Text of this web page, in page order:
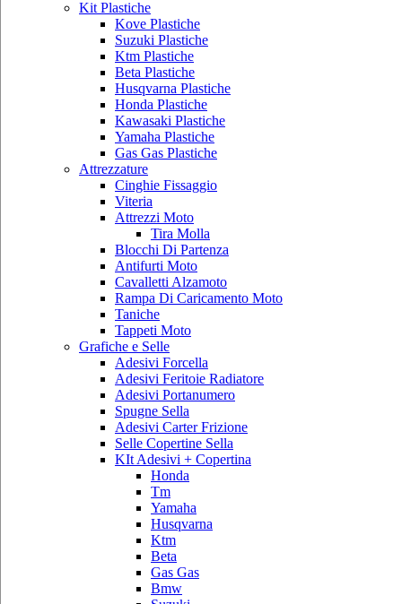
Kit Plastiche
Kove Plastiche
Suzuki Plastiche
Ktm Plastiche
Beta Plastiche
Husqvarna Plastiche
Honda Plastiche
Kawasaki Plastiche
Yamaha Plastiche
Gas Gas Plastiche
Attrezzature
Cinghie Fissaggio
Viteria
Attrezzi Moto
Tira Molla
Blocchi Di Partenza
Antifurti Moto
Cavalletti Alzamoto
Rampa Di Caricamento Moto
Taniche
Tappeti Moto
Grafiche e Selle
Adesivi Forcella
Adesivi Feritoie Radiatore
Adesivi Portanumero
Spugne Sella
Adesivi Carter Frizione
Selle Copertine Sella
KIt Adesivi + Copertina
Honda
Tm
Yamaha
Husqvarna
Ktm
Beta
Gas Gas
Bmw